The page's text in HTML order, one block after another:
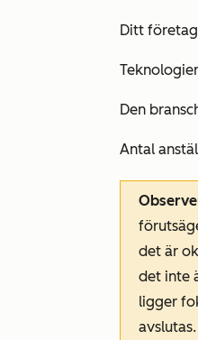
Ditt
Den
Antal
det är
det inte
ligger